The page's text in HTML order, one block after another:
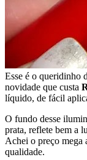
Esse é o queridinho
novidade que custa
líquido, de fácil
O fundo desse
prata, reflete bem a
Achei o preço mega
qualidade.